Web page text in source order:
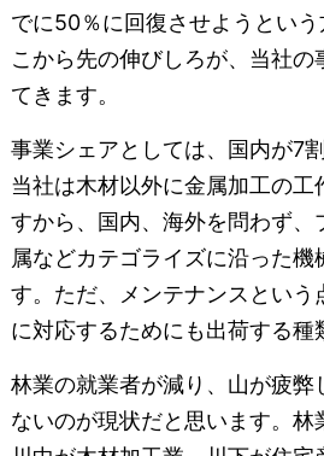
でに50％に回復させようとい
こから先の伸びしろが、当社の
てきます。
事業シェアとしては、国内が7
当社は木材以外に金属加工の工
すから、国内、海外を問わず、
属などカテゴライズに沿った機
す。ただ、メンテナンスという
に対応するためにも出荷する種
林業の就業者が減り、山が疲弊
ないのが現状だと思います。林